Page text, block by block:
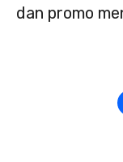
dan promo